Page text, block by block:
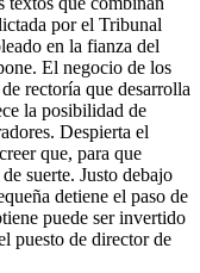
por el Tribunal
en la fianza del
El negocio de los
rectoría que desarrolla
la posibilidad de
Despierta el
que, para que
suerte. Justo debajo
detiene el paso de
puede ser invertido
puesto de director de